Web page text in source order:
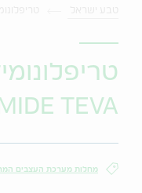
TEVA
מחלות מערכת העצבים